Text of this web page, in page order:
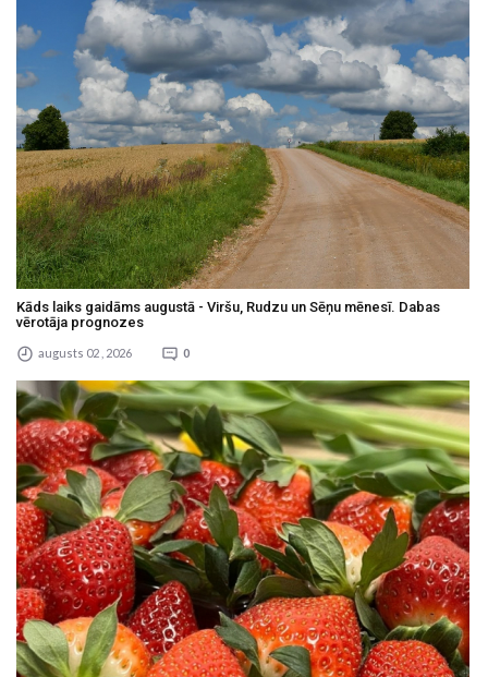
Kāds laiks gaidāms augustā - Viršu, Rudzu un Sēņu mēnesī. Dabas
vērotāja prognozes
augusts 02 , 2026 0